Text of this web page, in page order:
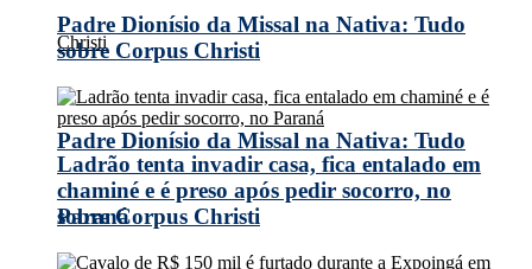
Padre Dionísio da Missal na Nativa: Tudo
sobre Corpus Christi
Padre Dionísio da Missal na Nativa: Tudo
sobre Corpus Christi
Ladrão tenta invadir casa, fica entalado em
chaminé e é preso após pedir socorro, no
Paraná